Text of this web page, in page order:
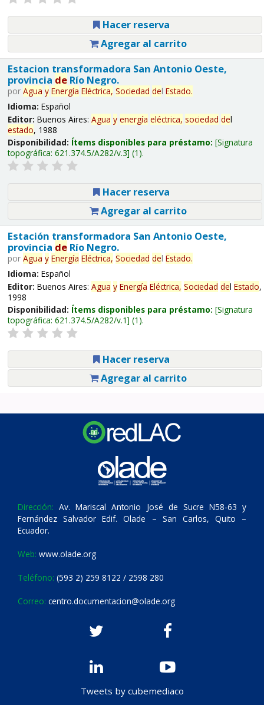
Hacer reserva
Agregar al carrito
Estacion transformadora San Antonio Oeste,
provincia deRío Negro.
por Agua y Energía Eléctrica, Sociedad del Estado.
Idioma: Español
Editor: Buenos Aires: Agua y energía eléctrica, sociedad del
estado, 1988
Disponibilidad: Ítems disponibles para préstamo: Signatura
topográfica: 621.374.5/A282/v.3 (1).
Hacer reserva
Agregar al carrito
Estación transformadora San Antonio Oeste,
provincia deRío Negro.
por Agua y Energía Eléctrica, Sociedad del Estado.
Idioma: Español
Editor: Buenos Aires: Agua y Energía Eléctrica, Sociedad del Estado,
1998
Disponibilidad: Ítems disponibles para préstamo: Signatura
topográfica: 621.374.5/A282/v.1 (1).
Hacer reserva
Agregar al carrito
Dirección: Av. Mariscal Antonio José de Sucre N58-63 y
Fernández Salvador Edif. Olade – San Carlos, Quito –
Ecuador.
Web: www.olade.org
Teléfono: (593 2) 259 8122 / 2598 280
Correo: centro.documentacion@olade.org
Tweets by cubemediaco